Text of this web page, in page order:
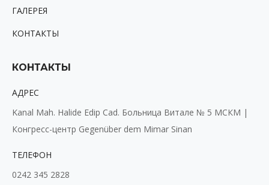
ГАЛЕРЕЯ
КОНТАКТЫ
КОНТАКТЫ
АДРЕС
Kanal Mah. Halide Edip Cad. Больница Витале № 5 МСКМ |
Конгресс-центр Gegenüber dem Mimar Sinan
ТЕЛЕФОН
0242 345 2828